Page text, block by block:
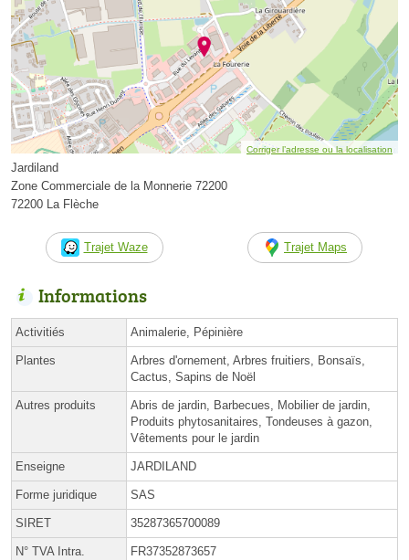
Corriger l’adresse ou la localisation
Jardiland
Zone Commerciale de la Monnerie 72200
72200 La Flèche
Trajet Waze Trajet Maps
Informations
Activitiés Animalerie, Pépinière
Plantes
Arbres d'ornement, Arbres fruitiers, Bonsaïs,
Cactus, Sapins de Noël
Autres produits
Abris de jardin, Barbecues, Mobilier de jardin,
Produits phytosanitaires, Tondeuses à gazon,
Vêtements pour le jardin
Enseigne JARDILAND
Forme juridique SAS
SIRET 35287365700089
N° TVA Intra. FR37352873657